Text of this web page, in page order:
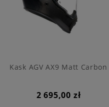
Kask AGV AX9 Matt Carbon
2 695,00 zł